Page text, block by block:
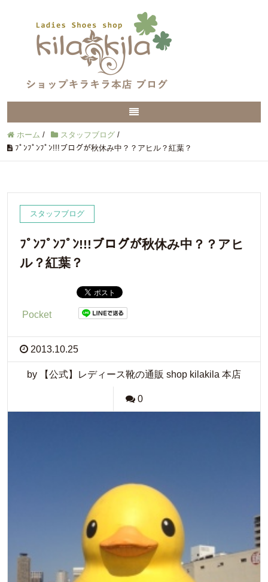
ホーム / スタッフブログ /
ﾌﾟﾝﾌﾟﾝﾌﾟﾝ!!!ブログが秋休み中？？アヒル？紅葉？
スタッフブログ
ﾌﾟﾝﾌﾟﾝﾌﾟﾝ!!!ブログが秋休み中？？アヒ
ル？紅葉？
Pocket
2013.10.25
by 【公式】レディース靴の通販 shop kilakila 本店
0